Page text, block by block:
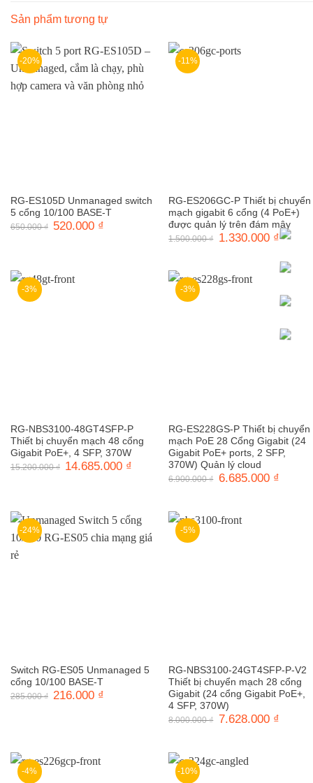
Sản phẩm tương tự
-20%
RG-ES105D Unmanaged switch
5 cổng 10/100 BASE-T
650.000₫ Giá
gốc
520.000 ₫
-11%
RG-ES206GC-P Thiết bị chuyển
mạch gigabit 6 cổng (4 PoE+)
được quản lý trên đám mây
1.500.000₫
Giá
gốc
1.330.000 ₫Giá
là:
-3%
RG-NBS3100-48GT4SFP-P
Thiết bị chuyển mạch 48 cổng
Gigabit PoE+, 4 SFP, 370W
15.200.000₫ Giá
14.685.000 ₫
-3%
RG-ES228GS-P Thiết bị chuyển
mạch PoE 28 Cổng Gigabit (24
Gigabit PoE+ ports, 2 SFP,
370W) Quản lý cloud
6.900.000₫ Giá
6.685.000 ₫
-24%
Switch RG-ES05 Unmanaged 5
cổng 10/100 BASE-T
285.000₫ Giá
216.000 ₫
-5%
RG-NBS3100-24GT4SFP-P-V2
Thiết bị chuyển mạch 28 cổng
Gigabit (24 cổng Gigabit PoE+,
4 SFP, 370W)
8.000.000₫ Giá
7.628.000 ₫
-4% -10%